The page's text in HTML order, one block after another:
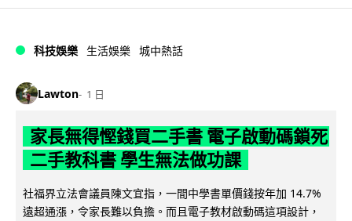
科技娛樂 生活娛樂 城中熱話
Lawton 1 日
家長無得慳錢買二手書 電子啟動碼鎖死
二手教科書 學生無法做功課
社福界立法會議員陳文宜指，一間中學書單價錢按年加 14.7%
遠超通漲，令家長難以負擔。而且電子教材啟動碼這項設計，